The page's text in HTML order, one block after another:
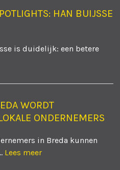
HAN BUIJSSE
is duidelijk: een betere
WORDT
ONDERNEMERS
in Breda kunnen
Lees meer